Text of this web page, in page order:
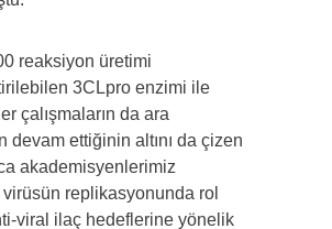
reaksiyon üretimi
3CLpro enzimi ile
çalışmaların da ara
devam ettiğinin altını da çizen
akademisyenlerimiz
virüsün replikasyonunda rol
viral ilaç hedeflerine yönelik